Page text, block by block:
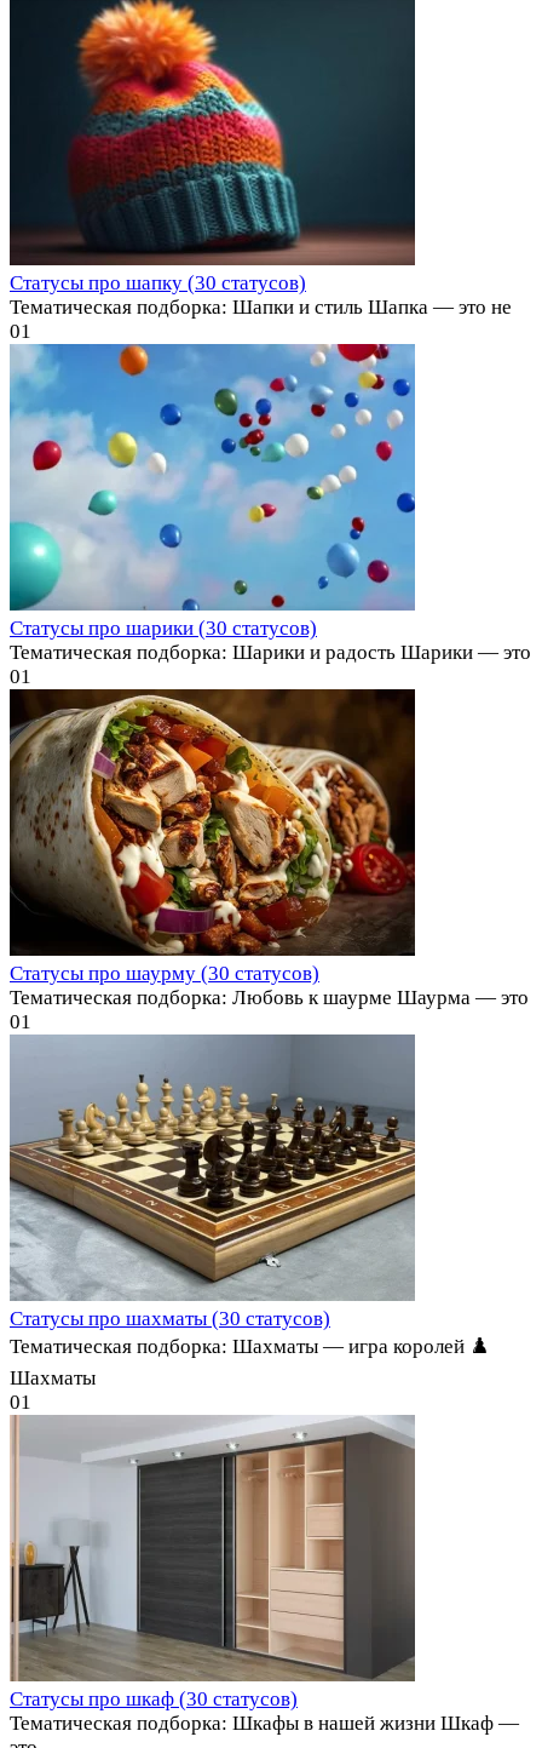
Статусы про шапку (30 статусов)
Тематическая подборка: Шапки и стиль Шапка — это не
01
Статусы про шарики (30 статусов)
Тематическая подборка: Шарики и радость Шарики — это
01
Статусы про шаурму (30 статусов)
Тематическая подборка: Любовь к шаурме Шаурма — это
01
Статусы про шахматы (30 статусов)
Тематическая подборка: Шахматы — игра королей ♟️
Шахматы
01
Статусы про шкаф (30 статусов)
Тематическая подборка: Шкафы в нашей жизни Шкаф —